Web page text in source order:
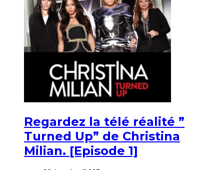
Regardez la télé réalité ”
Turned Up” de Christina
Milian. [Episode 1]